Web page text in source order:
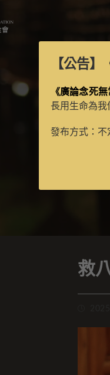
救
【公告】
《廣論念死
長用生命為我
發布方式：不